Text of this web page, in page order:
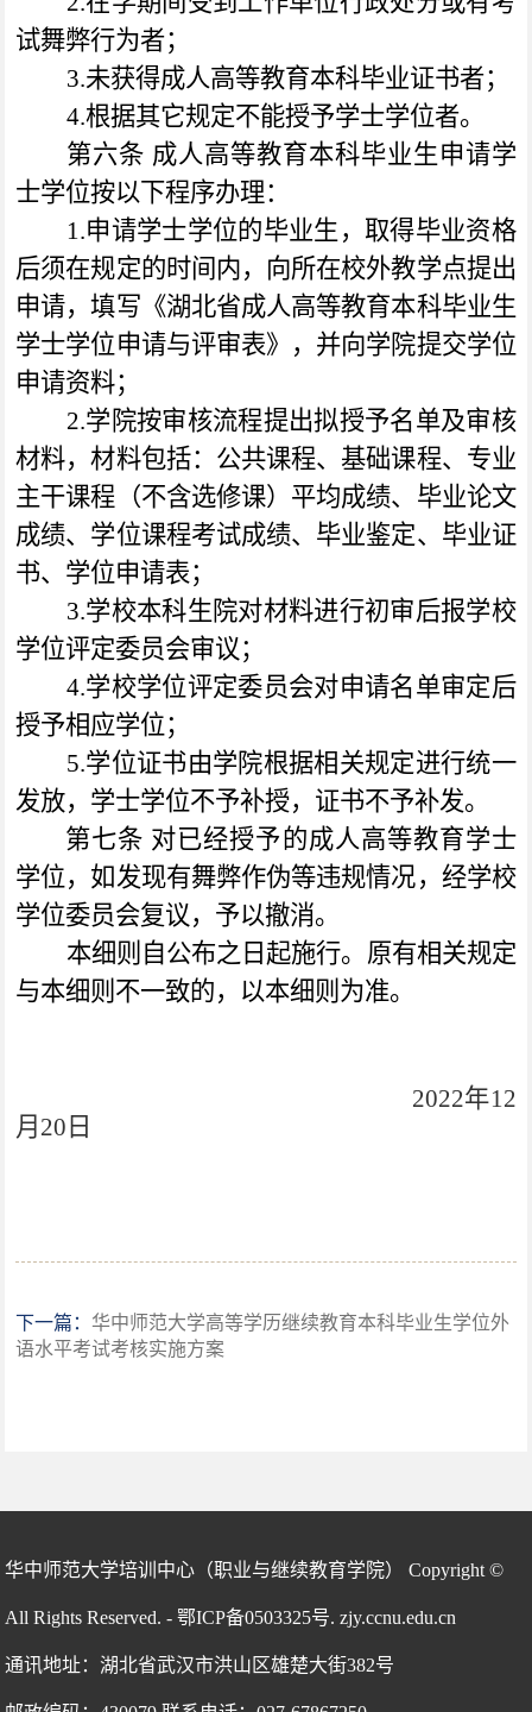
试舞弊行为者；
3.未获得成人高等教育本科毕业证书者；
4.根据其它规定不能授予学士学位者。
第六条 成人高等教育本科毕业生申请学
士学位按以下程序办理：
1.申请学士学位的毕业生，取得毕业资格
后须在规定的时间内，向所在校外教学点提出
申请，填写《湖北省成人高等教育本科毕业生
学士学位申请与评审表》，并向学院提交学位
申请资料；
2.学院按审核流程提出拟授予名单及审核
材料，材料包括：公共课程、基础课程、专业
主干课程（不含选修课）平均成绩、毕业论文
成绩、学位课程考试成绩、毕业鉴定、毕业证
书、学位申请表；
3.学校本科生院对材料进行初审后报学校
学位评定委员会审议；
4.学校学位评定委员会对申请名单审定后
授予相应学位；
5.学位证书由学院根据相关规定进行统一
发放，学士学位不予补授，证书不予补发。
第七条 对已经授予的成人高等教育学士
学位，如发现有舞弊作伪等违规情况，经学校
学位委员会复议，予以撤消。
本细则自公布之日起施行。原有相关规定
与本细则不一致的，以本细则为准。
2022年12
月 20 日
下一篇：华中师范大学高等学历继续教育本科毕业生学位外
语水平考试考核实施方案
华中师范大学培训中心（职业与继续教育学院） Copyright ©
All Rights Reserved. - 鄂ICP备0503325号. zjy.ccnu.edu.cn
通讯地址：湖北省武汉市洪山区雄楚大街382号